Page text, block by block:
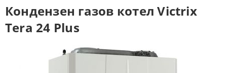
Кондензен газов котел Victrix
Tera 24 Plus